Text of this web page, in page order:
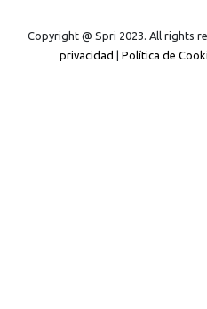
Copyright @ Spri 2023. All rights
privacidad
Política de